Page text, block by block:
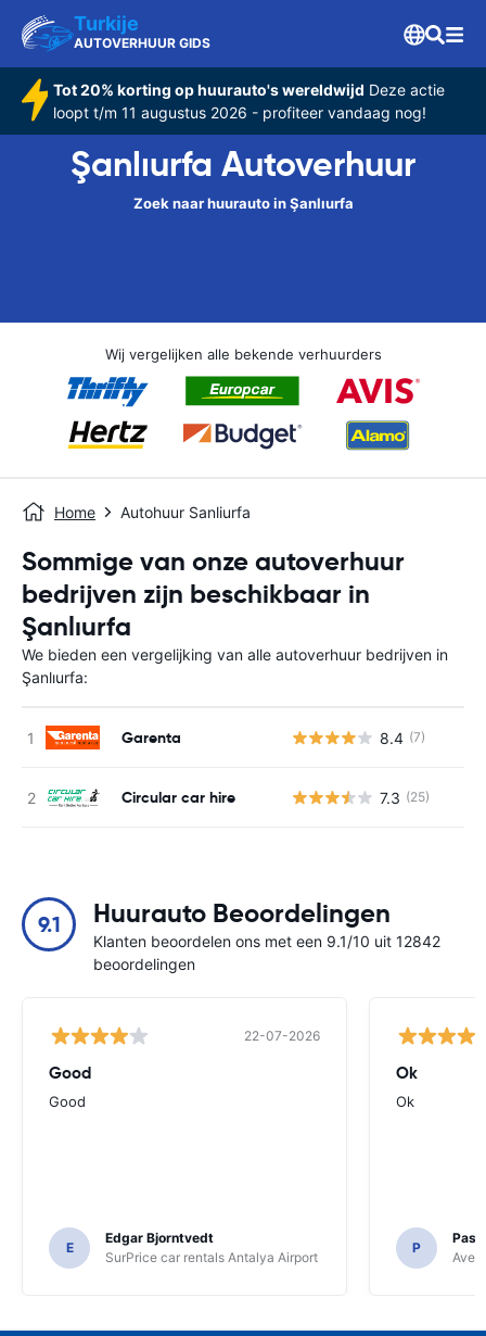
Turkije
AUTOVERHUUR GIDS
Tot 20% korting op huurauto's wereldwijd Deze actie
loopt t/m 11 augustus 2026 - profiteer vandaag nog!
Şanlıurfa Autoverhuur
Zoek naar huurauto in Şanlıurfa
Wij vergelijken alle bekende verhuurders
Home Autohuur Sanliurfa
Sommige van onze autoverhuur
bedrijven zijn beschikbaar in
Şanlıurfa
We bieden een vergelijking van alle autoverhuur bedrijven in
Şanlıurfa:
Garenta 8.4 (7)
Circular car hire 7.3 (25)
9.1 Huurauto Beoordelingen
Klanten beoordelen ons met een 9.1/10 uit 12842
beoordelingen
22-07-2026
Good
Good
E
Edgar Bjorntvedt
SurPrice car rentals Antalya Airport
Ok
Ok
P
Avec